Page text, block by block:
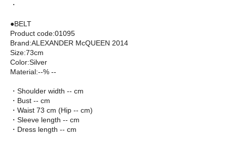
・
●BELT
Product code:01095
Brand:ALEXANDER McQUEEN 2014
Size:73cm
Color:Silver
Material:--% --
・Shoulder width -- cm
・Bust -- cm
・Waist 73 cm (Hip -- cm)
・Sleeve length -- cm
・Dress length -- cm